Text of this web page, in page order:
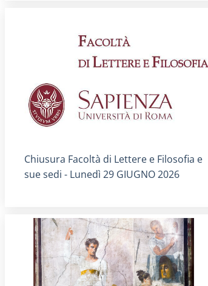
Titolo card:
Chiusura Facoltà di Lettere e Filosofia e
sue sedi - Lunedì 29 GIUGNO 2026